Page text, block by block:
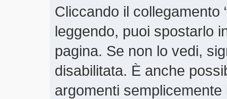
Cliccando il collegamento
leggendo, puoi spostarlo
pagina. Se non lo vedi,
disabilitata. È anche
argomenti